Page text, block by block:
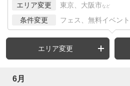
エリア変更 東京、大阪市 など
条件変更 フェス、無料イベント
エリア変更
6月